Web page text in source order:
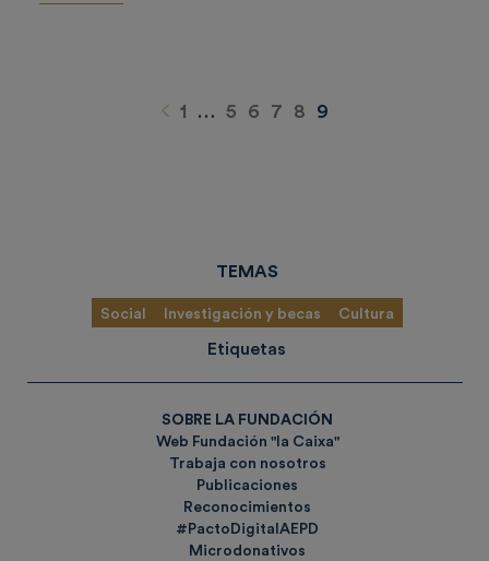
Anterior
1 … 5 6 7 8 9
TEMAS
Social Investigación y becas Cultura
Etiquetas
SOBRE LA FUNDACIÓN
Web Fundación "la Caixa"
Trabaja con nosotros
Publicaciones
Reconocimientos
#PactoDigitalAEPD
Microdonativos